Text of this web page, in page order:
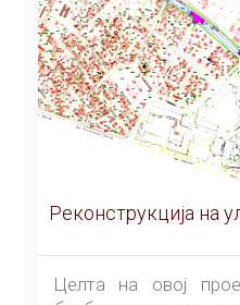
Реконструкција на
Целта на овој